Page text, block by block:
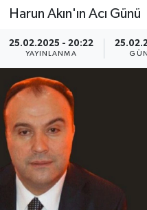
Harun Akın'ın Acı Günü
25.02.2025 - 20:22
YAYINLANMA
Kozlu
Kilimli
Çaycuma
Gökçebey
Devrek
Özel
Zonguldak Trafik
Puan Durumu ve
Tüm Manşetler
Son Dakika Haberleri
Haber Arşivi